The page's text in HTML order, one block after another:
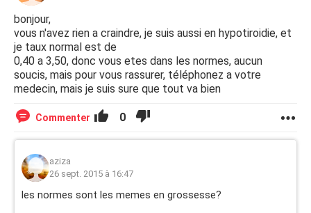
bonjour,
vous n'avez rien a craindre, je suis aussi en hypotiroidie, et
je taux normal est de
0,40 a 3,50, donc vous etes dans les normes, aucun
soucis, mais pour vous rassurer, téléphonez a votre
medecin, mais je suis sure que tout va bien
Commenter 0
aziza
26 sept. 2015 à 16:47
les normes sont les memes en grossesse?